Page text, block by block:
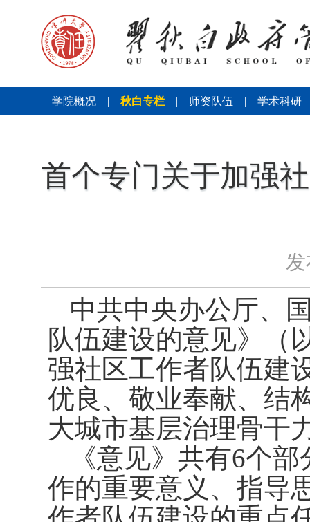
学院概况 | 秋白专栏 | 师资队伍 | 学术科研
首个专门关于加强
发
中共中央办公厅、
队伍建设的意见》（
强社区工作者队伍建
优良、敬业奉献、结
大城市基层治理骨干
《意见》共有6个
作的重要意义、指导